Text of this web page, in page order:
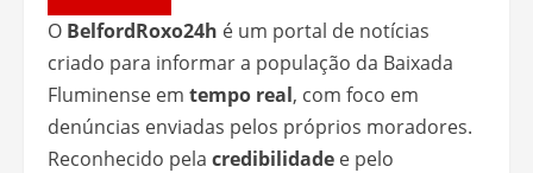
O BelfordRoxo24h é um portal de notícias
criado para informar a população da Baixada
Fluminense em tempo real, com foco em
denúncias enviadas pelos próprios moradores.
Reconhecido pela credibilidade e pelo